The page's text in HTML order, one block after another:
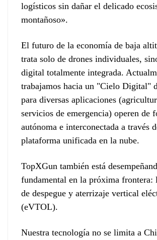
logísticos sin dañar el delicado
montañoso».
El futuro de la economía de baja
trata solo de drones individuales,
digital totalmente integrada.
trabajamos hacia un "Cielo Digital"
para diversas aplicaciones
servicios de emergencia) operen de
autónoma e interconectada a través
plataforma unificada en la nube.
TopXGun también está
fundamental en la próxima frontera:
de despegue y aterrizaje vertical
(eVTOL).
Nuestra tecnología no se limita a